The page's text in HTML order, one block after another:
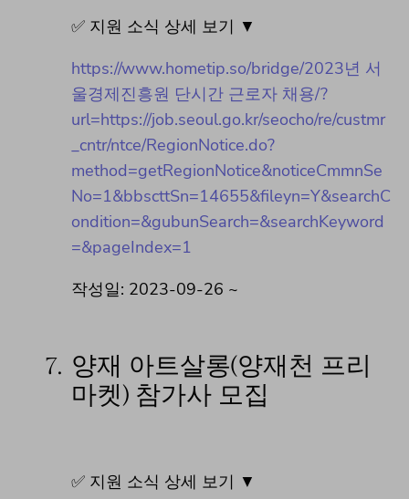
✅ 지원 소식 상세 보기 ▼
https://www.hometip.so/bridge/2023년 서
울경제진흥원 단시간 근로자 채용/?
url=https://job.seoul.go.kr/seocho/re/custmr
_cntr/ntce/RegionNotice.do?
method=getRegionNotice&noticeCmmnSe
No=1&bbscttSn=14655&fileyn=Y&searchC
ondition=&gubunSearch=&searchKeyword
=&pageIndex=1
작성일: 2023-09-26 ~
7. 양재 아트살롱(양재천 프리
마켓) 참가사 모집
✅ 지원 소식 상세 보기 ▼